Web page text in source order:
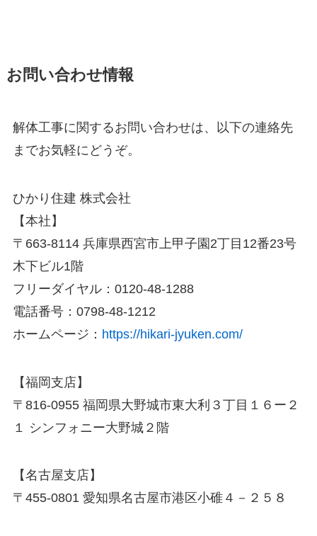
お問い合わせ情報
解体工事に関するお問い合わせは、以下の連絡先
までお気軽にどうぞ。
ひかり住建 株式会社
【本社】
〒663-8114 兵庫県西宮市上甲子園2丁目12番23号
木下ビル1階
フリーダイヤル：0120-48-1288
電話番号：0798-48-1212
ホームページ： https://hikari-jyuken.com/
【福岡支店】
〒816-0955 福岡県大野城市東大利３丁目１６ー２
１ シンフォニー大野城２階
【名古屋支店】
〒455-0801 愛知県名古屋市港区小碓４－２５８